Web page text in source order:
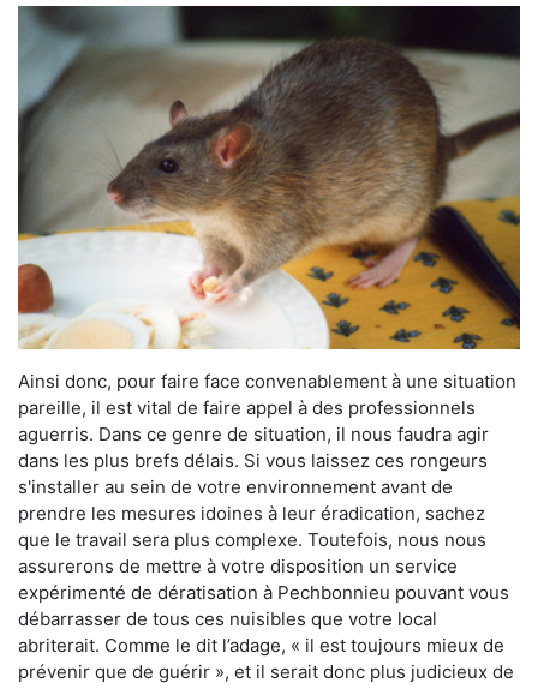
Ainsi donc, pour faire face convenablement à une situation
pareille, il est vital de faire appel à des professionnels
aguerris. Dans ce genre de situation, il nous faudra agir
dans les plus brefs délais. Si vous laissez ces rongeurs
s'installer au sein de votre environnement avant de
prendre les mesures idoines à leur éradication, sachez
que le travail sera plus complexe. Toutefois, nous nous
assurerons de mettre à votre disposition un service
expérimenté de dératisation à Pechbonnieu pouvant vous
débarrasser de tous ces nuisibles que votre local
abriterait. Comme le dit l’adage, « il est toujours mieux de
prévenir que de guérir », et il serait donc plus judicieux de